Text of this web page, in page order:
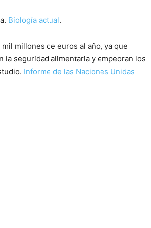
Biología actual.
millones de euros al año, ya que
la seguridad alimentaria y empeoran los
Informe de las Naciones Unidas